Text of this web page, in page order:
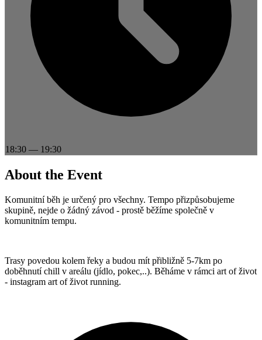
18:30 — 19:30
About the Event
Komunitní běh je určený pro všechny. Tempo přizpůsobujeme
skupině, nejde o žádný závod - prostě běžíme společně v
komunitním tempu.
Trasy povedou kolem řeky a budou mít přibližně 5-7km po
doběhnutí chill v areálu (jídlo, pokec,..). Běháme v rámci art of život
- instagram art of život running.